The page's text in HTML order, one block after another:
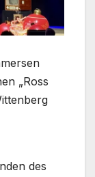
„Ross
des